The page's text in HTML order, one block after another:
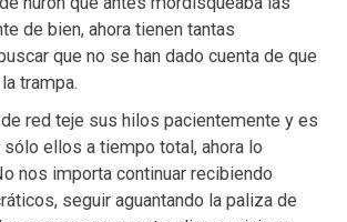
de bien, ahora tienen tantas
que no se han dado cuenta de que
trampa.
red teje sus hilos pacientemente y es
sólo ellos a tiempo total, ahora lo
nos importa continuar recibiendo
seguir aguantando la paliza de